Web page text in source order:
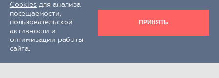
Cookies для анализа
посещаемости,
пользовательской
активности и
оптимизации работы
сайта.
ПРИНЯТЬ